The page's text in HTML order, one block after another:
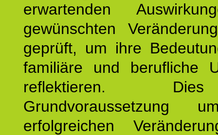
erwartenden
gewünschten
geprüft, um ihre
familiäre und berufliche
reflektieren.
Grundvoraussetzung
erfolgreichen